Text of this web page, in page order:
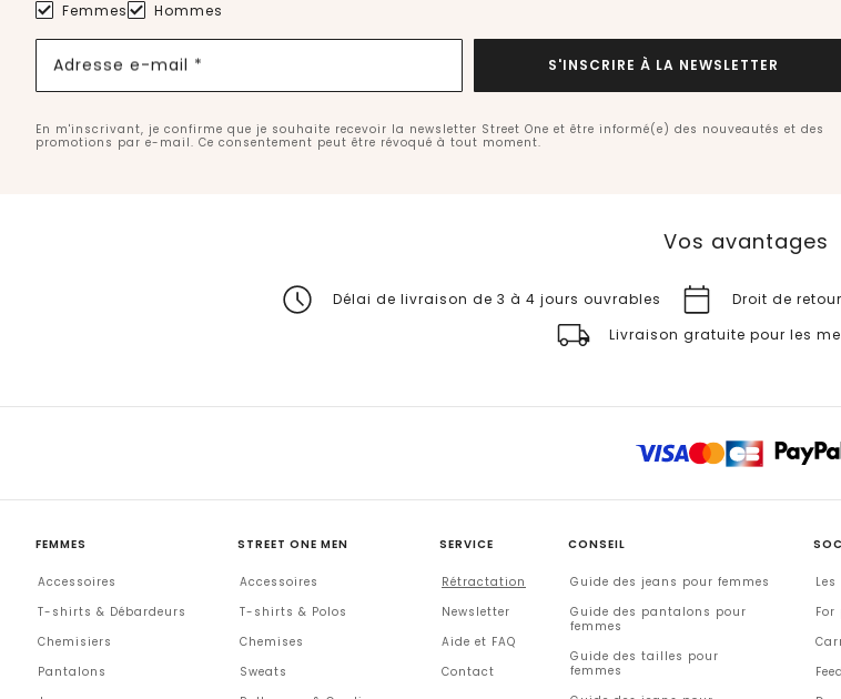
Femmes Hommes
Adresse e-mail * S'INSCRIRE À LA NEWSLETTER
En m'inscrivant, je confirme que je souhaite recevoir la newsletter Street One et être informé(e) des nouveautés et des
promotions par e-mail. Ce consentement peut être révoqué à tout moment.
Vos avantages
Délai de livraison de 3 à 4 jours ouvrables Droit de
Livraison gratuite pour les
FEMMES
Accessoires
T-shirts & Débardeurs
Chemisiers
Pantalons
STREET ONE MEN
Accessoires
T-shirts & Polos
Chemises
Sweats
SERVICE
Rétractation
Newsletter
Aide et FAQ
Contact
CONSEIL
Guide des jeans pour femmes
Guide des pantalons pour
femmes
Guide des tailles pour
femmes